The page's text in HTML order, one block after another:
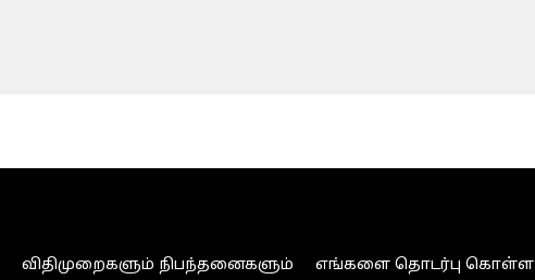
விதிமுறைகளும் நிபந்தனைகளும் எங்களை தொடர்பு கொள்ள